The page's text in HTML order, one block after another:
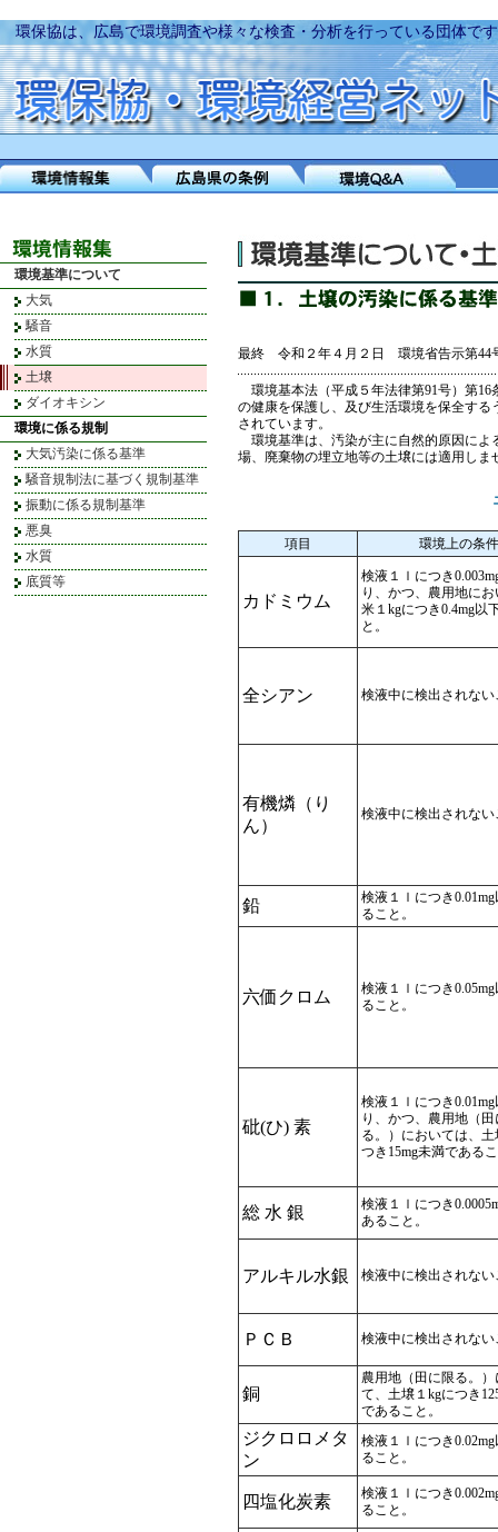
環保協は、広島で環境調査や様々な検査・分析を行っている団体です
環境基準について
大気
騒音
水質
土壌
ダイオキシン
環境に係る規制
大気汚染に係る基準
騒音規制法に基づく規制基準
振動に係る規制基準
悪臭
水質
底質等
最終 令和２年４月２日 環境省告示第44
環境基本法（平成５年法律第91号）第16
の健康を保護し、及び生活環境を保全す
されています。
環境基準は、汚染が主に自然的原因によ
場、廃棄物の埋立地等の土壌には適用しま
項目 環境上の条件
カドミウム
検液１ｌにつき
り、かつ、農用地に
米１kgにつき0.4mg以
と。
全シアン 検液中に検出されない
有機燐（り
ん）
検液中に検出されない
鉛
検液１ｌにつき
ること。
六価クロム
検液１ｌにつき
ること。
砒(ひ) 素
検液１ｌにつき
り、かつ、農用地（田
る。）においては、土
つき15mg未満である
総 水 銀
検液１ｌにつき
あること。
アルキル水銀 検液中に検出されない
ＰＣＢ 検液中に検出されない
銅
農用地（田に限る。）
て、土壌１kgにつき
であること。
ジクロロメタ
ン
検液１ｌにつき
ること。
四塩化炭素
検液１ｌにつき
ること。